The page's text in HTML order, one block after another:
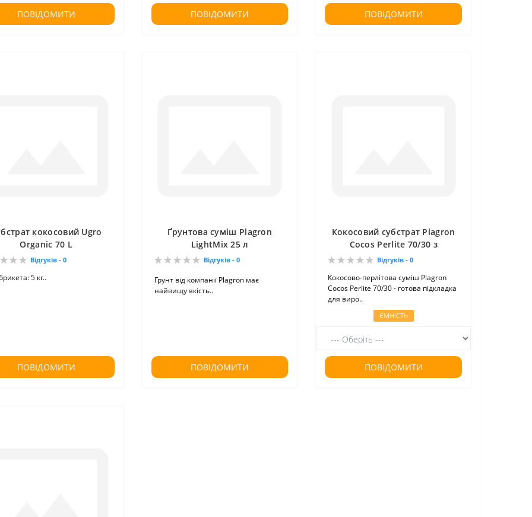
ПОВІДОМИТИ ПОВІДОМИТИ ПОВІДОМИТИ
кокосовий Ugro
Organic 70 L
Відгуків - 0
5 кг..
ПОВІДОМИТИ
Ґрунтова суміш Plagron
LightMix 25 л
Відгуків - 0
Грунт від компанії Plagron має
найвищу якість..
ПОВІДОМИТИ
Кокосовий субстрат Plagron
Cocos Perlite 70/30 з
перлітом 50 л
Відгуків - 0
Кокосово-перлітова суміш Plagron
Cocos Perlite 70/30 - готова підкладка
для виро..
ЄМНІСТЬ
ПОВІДОМИТИ